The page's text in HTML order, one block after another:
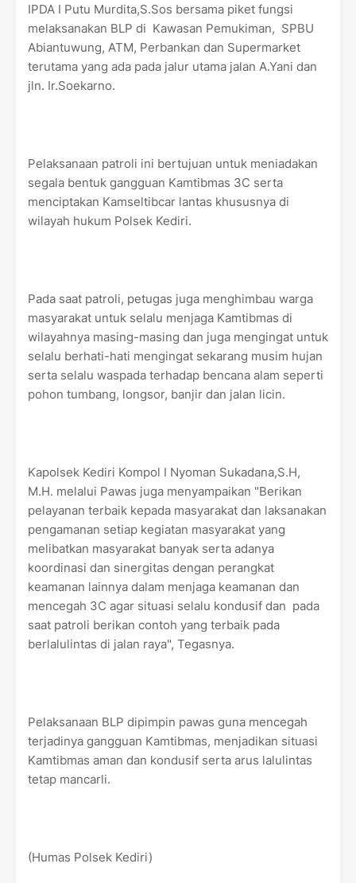
IPDA I Putu Murdita,S.Sos bersama piket fungsi
melaksanakan BLP di Kawasan Pemukiman, SPBU
Abiantuwung, ATM, Perbankan dan Supermarket
terutama yang ada pada jalur utama jalan A.Yani dan
jln. Ir.Soekarno.
Pelaksanaan patroli ini bertujuan untuk meniadakan
segala bentuk gangguan Kamtibmas 3C serta
menciptakan Kamseltibcar lantas khususnya di
wilayah hukum Polsek Kediri.
Pada saat patroli, petugas juga menghimbau warga
masyarakat untuk selalu menjaga Kamtibmas di
wilayahnya masing-masing dan juga mengingat untuk
selalu berhati-hati mengingat sekarang musim hujan
serta selalu waspada terhadap bencana alam seperti
pohon tumbang, longsor, banjir dan jalan licin.
Kapolsek Kediri Kompol I Nyoman Sukadana,S.H,
M.H. melalui Pawas juga menyampaikan "Berikan
pelayanan terbaik kepada masyarakat dan laksanakan
pengamanan setiap kegiatan masyarakat yang
melibatkan masyarakat banyak serta adanya
koordinasi dan sinergitas dengan perangkat
keamanan lainnya dalam menjaga keamanan dan
mencegah 3C agar situasi selalu kondusif dan pada
saat patroli berikan contoh yang terbaik pada
berlalulintas di jalan raya", Tegasnya.
Pelaksanaan BLP dipimpin pawas guna mencegah
terjadinya gangguan Kamtibmas, menjadikan situasi
Kamtibmas aman dan kondusif serta arus lalulintas
tetap mancarli.
(Humas Polsek Kediri)